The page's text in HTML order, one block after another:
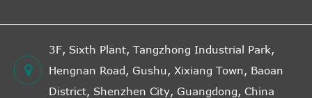
3F, Sixth Plant, Tangzhong Industrial Park,
Hengnan Road, Gushu, Xixiang Town, Baoan
District, Shenzhen City, Guangdong, China